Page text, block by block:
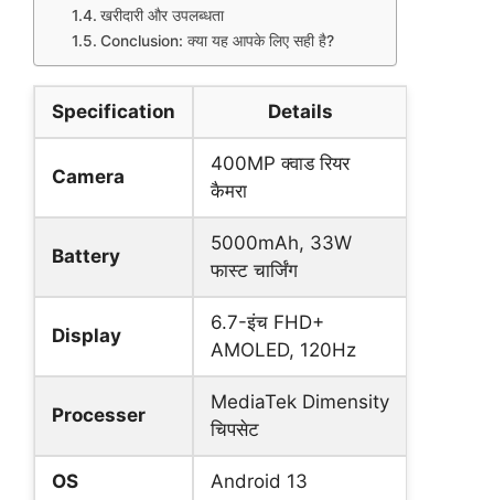
खरीदारी और उपलब्धता
Conclusion: क्या यह आपके लिए सही है?
Specification Details
Camera
400MP क्वाड रियर
कैमरा
Battery
5000mAh, 33W
फास्ट चार्जिंग
Display
6.7-इंच FHD+
AMOLED, 120Hz
Processer
MediaTek Dimensity
चिपसेट
OS Android 13